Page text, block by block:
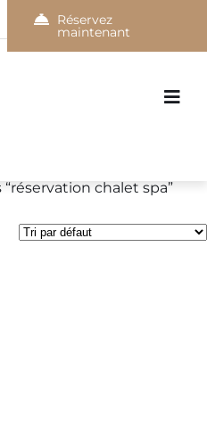
Réservez
maintenant
chalet spa”